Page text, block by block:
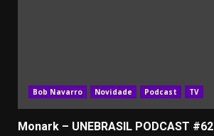
Bob Navarro Novidade Podcast TV
Monark – UNEBRASIL PODCAST #62